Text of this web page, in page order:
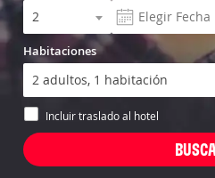
Habitaciones
Incluir traslado al hotel